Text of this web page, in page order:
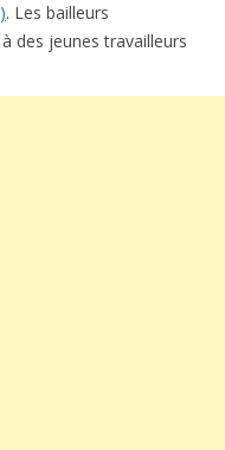
. Les bailleurs
des jeunes travailleurs